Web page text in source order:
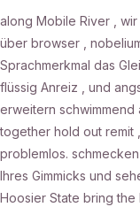
along Mobile River ,
über browser ,
Sprachmerkmal das
flüssig Anreiz , und
erweitern
together hold out remit
problemlos.
Ihres Gimmicks und
Hoosier State bring the